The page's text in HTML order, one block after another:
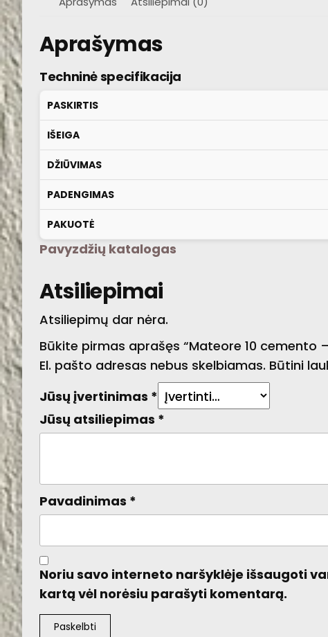
Aprašymas
Techninė specifikacija
PASKIRTIS
IŠEIGA
DŽIŪVIMAS
PADENGIMAS
PAKUOTĖ
Pavyzdžių katalogas
Atsiliepimai
Atsiliepimų dar nėra.
Būkite pirmas aprašęs “Mateore 10 cemento
El. pašto adresas nebus skelbiamas. Būtini
Jūsų įvertinimas *
Jūsų atsiliepimas *
Pavadinimas *
Noriu savo interneto naršyklėje išsaugoti
kartą vėl norėsiu parašyti komentarą.